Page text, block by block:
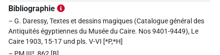
Bibliographie
– G. Daressy, Textes et dessins magiques (Catalogue général des
Antiquités égyptiennes du Musée du Caire. Nos 9401-9449), Le
Caire 1903, 15-17 und pls. V-VI [*P,*H]